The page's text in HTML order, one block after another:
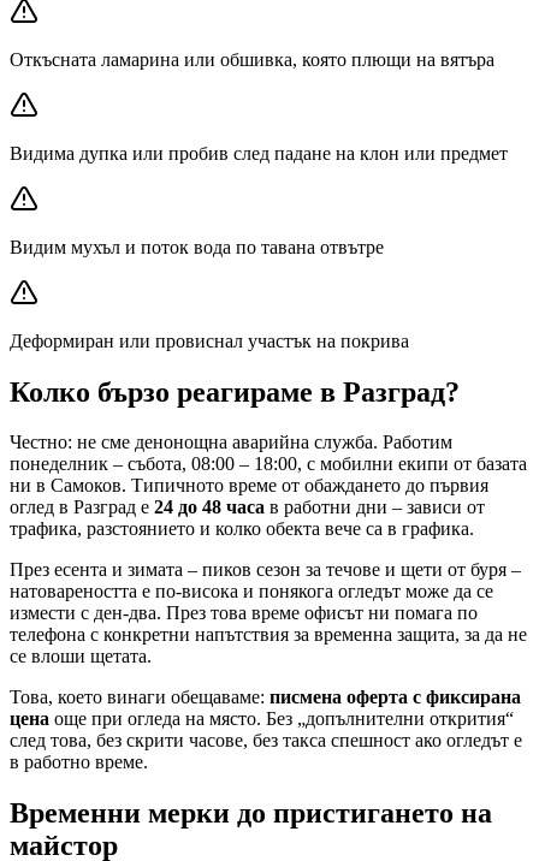
Откъсната ламарина или обшивка, която плющи на вятъра
Видима дупка или пробив след падане на клон или предмет
Видим мухъл и поток вода по тавана отвътре
Деформиран или провиснал участък на покрива
Колко бързо реагираме в Разград?
Честно: не сме денонощна аварийна служба. Работим
понеделник – събота, 08:00 – 18:00, с мобилни екипи от базата
ни в Самоков. Типичното време от обаждането до първия
оглед в Разград е 24 до 48 часа в работни дни – зависи от
трафика, разстоянието и колко обекта вече са в графика.
През есента и зимата – пиков сезон за течове и щети от буря –
натовареността е по-висока и понякога огледът може да се
измести с ден-два. През това време офисът ни помага по
телефона с конкретни напътствия за временна защита, за да не
се влоши щетата.
Това, което винаги обещаваме: писмена оферта с фиксирана
цена още при огледа на място. Без „допълнителни открития“
след това, без скрити часове, без такса спешност ако огледът е
в работно време.
Временни мерки до пристигането на
майстор